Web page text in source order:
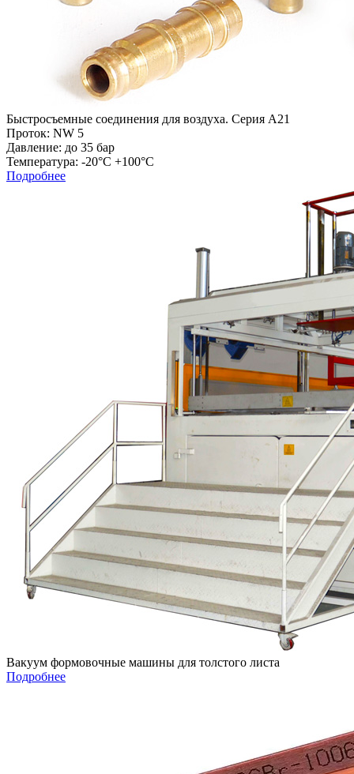
Быстросъемные соединения для воздуха. Серия А21
Проток: NW 5
Давление: до 35 бар
Температура: -20°C +100°C
Подробнее
Вакуум формовочные машины для толстого листа
Подробнее